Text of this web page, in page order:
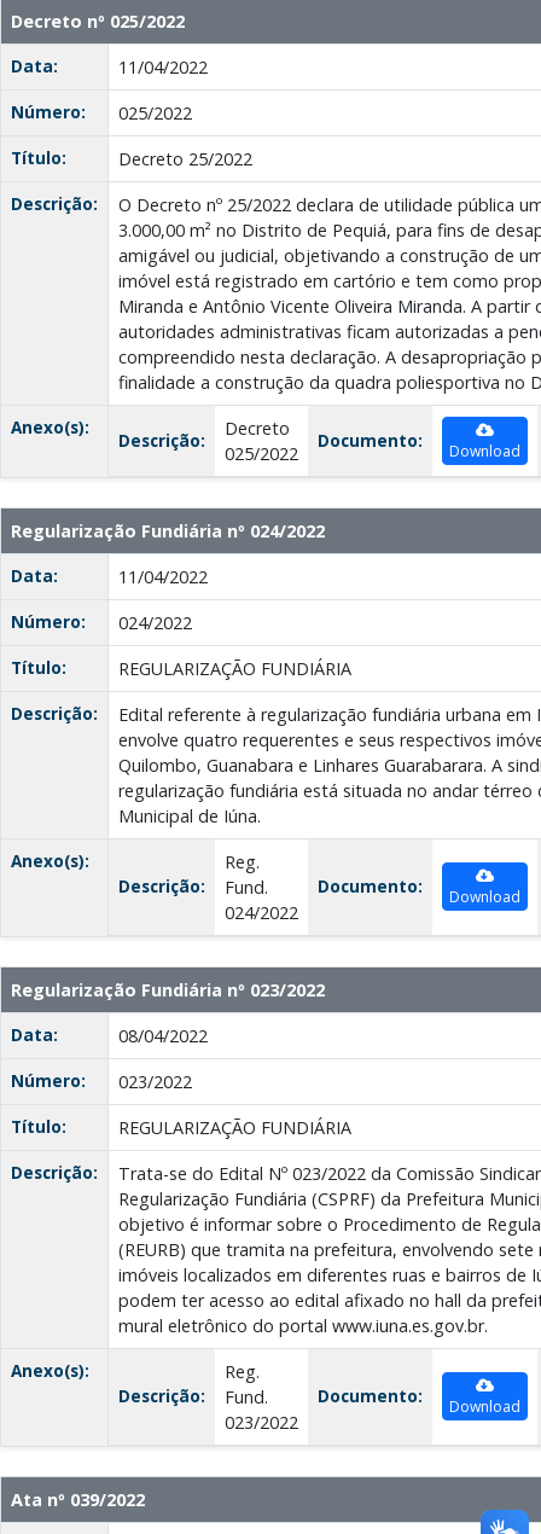
Decreto nº 025/2022
Data:
11/04/2022
Número:
025/2022
Título:
Decreto 25/2022
Descrição:
O Decreto nº 25/2022 declara de utilidade pública
3.000,00 m² no Distrito de Pequiá, para fins de
amigável ou judicial, objetivando a construção de
imóvel está registrado em cartório e tem como
Miranda e Antônio Vicente Oliveira Miranda. A
autoridades administrativas ficam autorizadas a
compreendido nesta declaração. A desapropriação
finalidade a construção da quadra poliesportiva no
Anexo(s):
Descrição:
Decreto
025/2022
Documento: Download
Regularização Fundiária nº 024/2022
Data:
11/04/2022
Número:
024/2022
Título:
REGULARIZAÇÃO FUNDIÁRIA
Descrição:
Edital referente à regularização fundiária urbana em
envolve quatro requerentes e seus respectivos
Quilombo, Guanabara e Linhares Guarabarara. A
regularização fundiária está situada no andar
Municipal de Iúna.
Anexo(s):
Descrição:
Reg.
Fund.
024/2022
Documento: Download
Regularização Fundiária nº 023/2022
Data:
08/04/2022
Número:
023/2022
Título:
REGULARIZAÇÃO FUNDIÁRIA
Descrição:
Trata-se do Edital Nº 023/2022 da Comissão
Regularização Fundiária (CSPRF) da Prefeitura
objetivo é informar sobre o Procedimento de
(REURB) que tramita na prefeitura, envolvendo sete
imóveis localizados em diferentes ruas e bairros de
podem ter acesso ao edital afixado no hall da
mural eletrônico do portal www.iuna.es.gov.br.
Anexo(s):
Descrição:
Reg.
Fund.
023/2022
Documento: Download
Ata nº 039/2022